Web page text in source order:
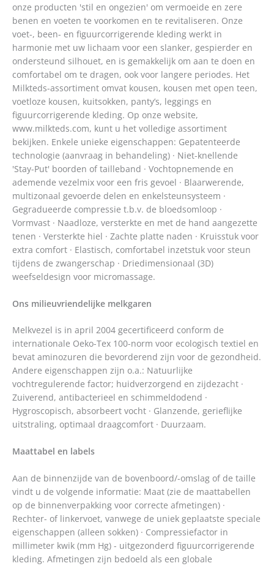
onze producten 'stil en ongezien' om vermoeide en zere
benen en voeten te voorkomen en te revitaliseren. Onze
voet-, been- en figuurcorrigerende kleding werkt in
harmonie met uw lichaam voor een slanker, gespierder en
ondersteund silhouet, en is gemakkelijk om aan te doen en
comfortabel om te dragen, ook voor langere periodes. Het
Milkteds-assortiment omvat kousen, kousen met open teen,
voetloze kousen, kuitsokken, panty’s, leggings en
figuurcorrigerende kleding. Op onze website,
www.milkteds.com, kunt u het volledige assortiment
bekijken. Enkele unieke eigenschappen: Gepatenteerde
technologie (aanvraag in behandeling) · Niet-knellende
'Stay-Put' boorden of tailleband · Vochtopnemende en
ademende vezelmix voor een fris gevoel · Blaarwerende,
multizonaal gevoerde delen en enkelsteunsysteem ·
Gegradueerde compressie t.b.v. de bloedsomloop ·
Vormvast · Naadloze, versterkte en met de hand aangezette
tenen · Versterkte hiel · Zachte platte naden · Kruisstuk voor
extra comfort · Elastisch, comfortabel inzetstuk voor steun
tijdens de zwangerschap · Driedimensionaal (3D)
weefseldesign voor micromassage.
Ons milieuvriendelijke melkgaren
Melkvezel is in april 2004 gecertificeerd conform de
internationale Oeko-Tex 100-norm voor ecologisch textiel en
bevat aminozuren die bevorderend zijn voor de gezondheid.
Andere eigenschappen zijn o.a.: Natuurlijke
vochtregulerende factor; huidverzorgend en zijdezacht ·
Zuiverend, antibacterieel en schimmeldodend ·
Hygroscopisch, absorbeert vocht · Glanzende, gerieflijke
uitstraling, optimaal draagcomfort · Duurzaam.
Maattabel en labels
Aan de binnenzijde van de bovenboord/-omslag of de taille
vindt u de volgende informatie: Maat (zie de maattabellen
op de binnenverpakking voor correcte afmetingen) ·
Rechter- of linkervoet, vanwege de uniek geplaatste speciale
eigenschappen (alleen sokken) · Compressiefactor in
millimeter kwik (mm Hg) - uitgezonderd figuurcorrigerende
kleding. Afmetingen zijn bedoeld als een globale